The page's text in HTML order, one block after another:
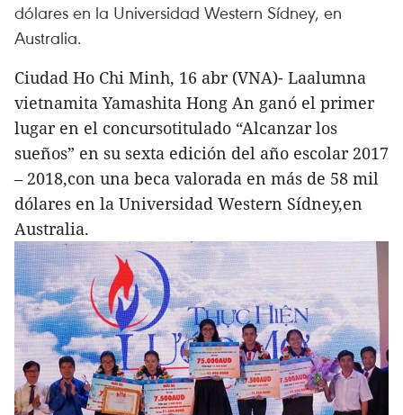
dólares en la Universidad Western Sídney, en
Australia.
Ciudad Ho Chi Minh, 16 abr (VNA)- Laalumna
vietnamita Yamashita Hong An ganó el primer
lugar en el concursotitulado “Alcanzar los
sueños” en su sexta edición del año escolar 2017
– 2018,con una beca valorada en más de 58 mil
dólares en la Universidad Western Sídney,en
Australia.